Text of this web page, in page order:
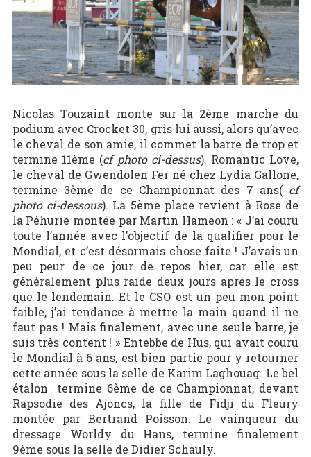
Nicolas Touzaint monte sur la 2ème marche du
podium avec Crocket 30, gris lui aussi, alors qu’avec
le cheval de son amie, il commet la barre de trop et
termine 11ème (cf photo ci-dessus). Romantic Love,
le cheval de Gwendolen Fer né chez Lydia Gallone,
termine 3ème de ce Championnat des 7 ans( cf
photo ci-dessous). La 5ème place revient à Rose de
la Péhurie montée par Martin Hameon : « J’ai couru
toute l’année avec l’objectif de la qualifier pour le
Mondial, et c’est désormais chose faite ! J’avais un
peu peur de ce jour de repos hier, car elle est
généralement plus raide deux jours après le cross
que le lendemain. Et le CSO est un peu mon point
faible, j’ai tendance à mettre la main quand il ne
faut pas ! Mais finalement, avec une seule barre, je
suis très content ! » Entebbe de Hus, qui avait couru
le Mondial à 6 ans, est bien partie pour y retourner
cette année sous la selle de Karim Laghouag. Le bel
étalon termine 6ème de ce Championnat, devant
Rapsodie des Ajoncs, la fille de Fidji du Fleury
montée par Bertrand Poisson. Le vainqueur du
dressage Worldy du Hans, termine finalement
9ème sous la selle de Didier Schauly.